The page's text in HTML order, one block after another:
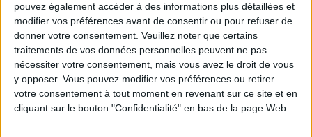
pouvez également accéder à des informations plus détaillées et
modifier vos préférences avant de consentir ou pour refuser de
donner votre consentement. Veuillez noter que certains
traitements de vos données personnelles peuvent ne pas
nécessiter votre consentement, mais vous avez le droit de vous
y opposer. Vous pouvez modifier vos préférences ou retirer
votre consentement à tout moment en revenant sur ce site et en
cliquant sur le bouton "Confidentialité" en bas de la page Web.
ADOPT PARFUMS RÉVOLUTIONNE LA PARFUMERIE MADE IN FRANCE À PETIT PRIX